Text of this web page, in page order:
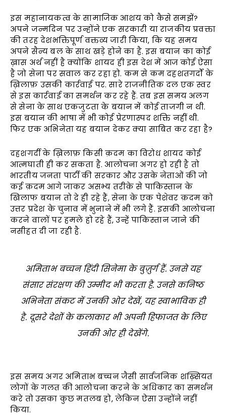
इस महानायकत्व के सामाजिक आशय को कैसे समझें?
अपने जन्मदिन पर उन्होंने एक सरकारी या राजकीय प्रवक्ता
की तरह देशभक्तिपूर्ण वक्तव्य जारी किया, कि यह समय
अपने सैन्य बल के साथ खड़े होने का है. इस बयान का कोई
ख़ास अर्थ नहीं है क्योंकि शायद ही इस देश में आज कोई ऐसा
है जो सेना पर सवाल कर रहा हो. कम से कम दहशतगर्दों के
ख़िलाफ़ उसकी कार्रवाई पर. सारे राजनीतिक दल एक स्वर
से इस कार्रवाई का समर्थन कर रहे हैं. तब इस समय अलग
से सेना के साथ एकजुटता के बयान में कोई ताजगी न थी.
इस बयान की भाषा में भी कोई प्रेरणास्पद शक्ति नहीं थी.
फिर एक अभिनेता यह बयान देकर क्या साबित कर रहा है?
दहशगर्दी के ख़िलाफ़ किसी क़दम का विरोध शायद कोई
आत्मघाती ही कर सकता है. आलोचना अगर हो रही है तो
भारतीय जनता पार्टी की सरकार और उसके नेताओं की जो
कई क़दम आगे जाकर असभ्य तरीक़े से पाकिस्तान के
खिलाफ बयान तो दे ही रहे हैं, सेना के एक पेशेवर क़दम को
उत्तर प्रदेश के चुनाव में भुनाने में भी लगे हैं. इसकी आलोचना
करने वालों पर हमले हो रहे हैं, उन्हें पाकिस्तान जाने की
नसीहत दी जा रही है.
अमिताभ बच्चन हिंदी सिनेमा के बुज़ुर्ग हैं. उनसे यह
संसार संरक्षण की उम्मीद भी करता है. उनसे कनिष्ठ
अभिनेता संकट में उनकी ओर देखें, यह स्वाभाविक ही
है. दूसरे देशों के कलाकार भी अपनी हिफाजत के लिए
उनकी ओर ही देखेंगे.
इस समय अगर अमिताभ बच्चन जैसी सार्वजनिक शख़्सियत
लोगों के गलत की आलोचना करने के अधिकार का समर्थन
करे तो उसका कुछ मतलब हो, लेकिन ऐसा उन्होंने नहीं
किया.